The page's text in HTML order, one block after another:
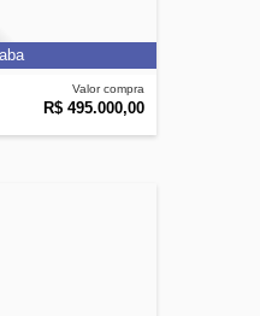
Valor compra
R$ 495.000,00